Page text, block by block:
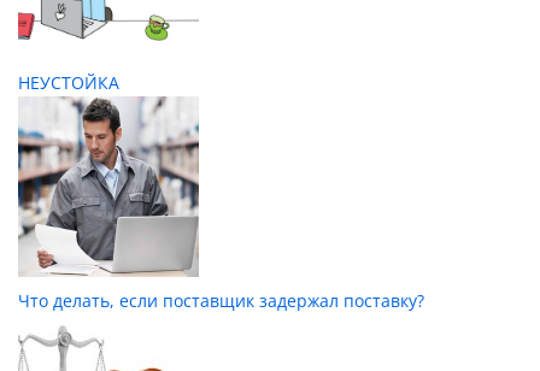
НЕУСТОЙКА
Что делать, если поставщик задержал поставку?